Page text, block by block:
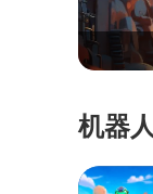
机器